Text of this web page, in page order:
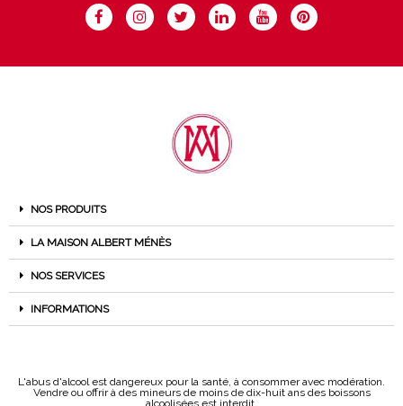
NOS PRODUITS
LA MAISON ALBERT MÉNÈS
NOS SERVICES
INFORMATIONS
L'abus d'alcool est dangereux pour la santé, à consommer avec modération.
Vendre ou offrir à des mineurs de moins de dix-huit ans des boissons
alcoolisées est interdit.